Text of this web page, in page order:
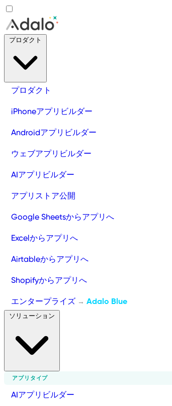
プロダクト
iPhoneアプリビルダー
Androidアプリビルダー
ウェブアプリビルダー
AIアプリビルダー
アプリストア公開
Google Sheetsからアプリへ
Excelからアプリへ
Airtableからアプリへ
Shopifyからアプリへ
エンタープライズ → Adalo Blue
アプリタイプ
AIアプリビルダー